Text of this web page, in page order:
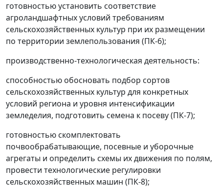
готовностью установить соответствие
агроландшафтных условий требованиям
сельскохозяйственных культур при их размещении
по территории землепользования (ПК-6);
производственно-технологическая деятельность:
способностью обосновать подбор сортов
сельскохозяйственных культур для конкретных
условий региона и уровня интенсификации
земледелия, подготовить семена к посеву (ПК-7);
готовностью скомплектовать
почвообрабатывающие, посевные и уборочные
агрегаты и определить схемы их движения по полям,
провести технологические регулировки
сельскохозяйственных машин (ПК-8);